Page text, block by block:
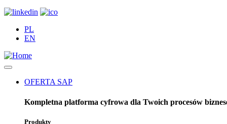
PL
EN
OFERTA SAP
Kompletna platforma cyfrowa dla Twoich procesów
Produkty